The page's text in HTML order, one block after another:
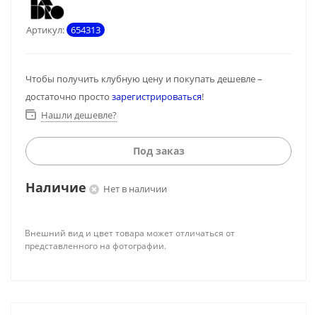
Артикул: 654313
Чтобы получить клубную цену и покупать дешевле –
достаточно просто зарегистрироваться!
Нашли дешевле?
Под заказ
Наличие Нет в наличии
Внешний вид и цвет товара может отличаться от
представленного на фотографии.